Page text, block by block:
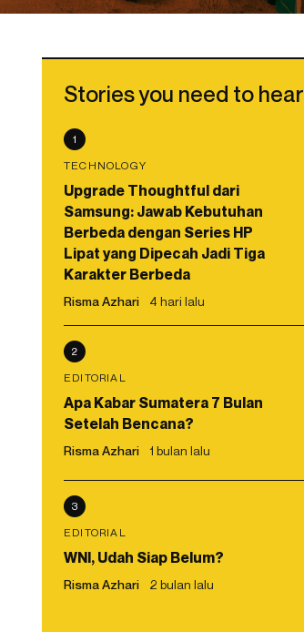
Stories you need to hear
1
TECHNOLOGY
Upgrade Thoughtful dari
Samsung: Jawab Kebutuhan
Berbeda dengan Series HP
Lipat yang Dipecah Jadi Tiga
Karakter Berbeda
Risma Azhari 4 hari lalu
2
EDITORIAL
Apa Kabar Sumatera 7 Bulan
Setelah Bencana?
Risma Azhari 1 bulan lalu
3
EDITORIAL
WNI, Udah Siap Belum?
Risma Azhari 2 bulan lalu